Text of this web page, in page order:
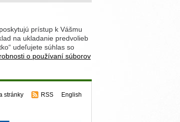
prístup k Vášmu
na ukladanie predvolieb
udeľujete súhlas so
o používaní súborov
stránky RSS English